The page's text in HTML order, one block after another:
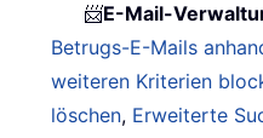
📨E-Mail-
Betrugs-E-Mails
weiteren Kriterien
löschen, Erweiterte